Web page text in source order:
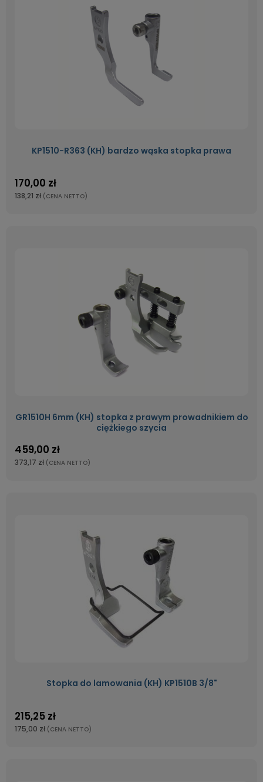
KP1510-R363 (KH) bardzo wąska stopka prawa
170,00 zł
138,21 zł (CENA NETTO)
GR1510H 6mm (KH) stopka z prawym prowadnikiem do
ciężkiego szycia
459,00 zł
373,17 zł (CENA NETTO)
Stopka do lamowania (KH) KP1510B 3/8"
215,25 zł
175,00 zł (CENA NETTO)